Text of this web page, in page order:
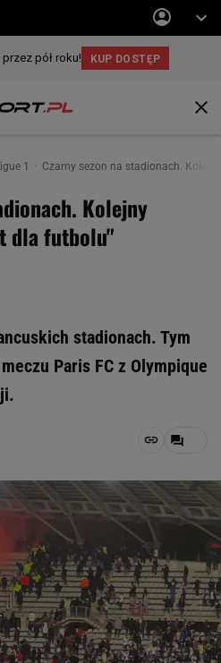
1 Czarny sezon na stadionach.
Kolejny
dla futbolu"
stadionach. Tym
Paris FC z Olympique